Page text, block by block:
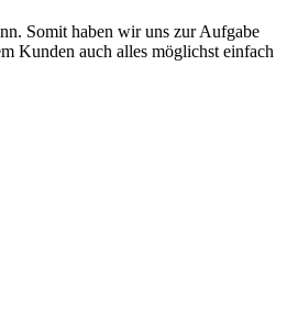
Somit haben wir uns zur Aufgabe
Kunden auch alles möglichst einfach